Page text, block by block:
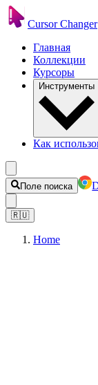
Cursor Changer
Главная
Коллекции
Курсоры
Инструменты
Как
Поле поиска
🇷🇺
Home